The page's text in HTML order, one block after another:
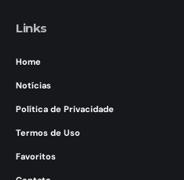
Links
Home
Notícias
Política de Privacidade
Termos de Uso
Favoritos